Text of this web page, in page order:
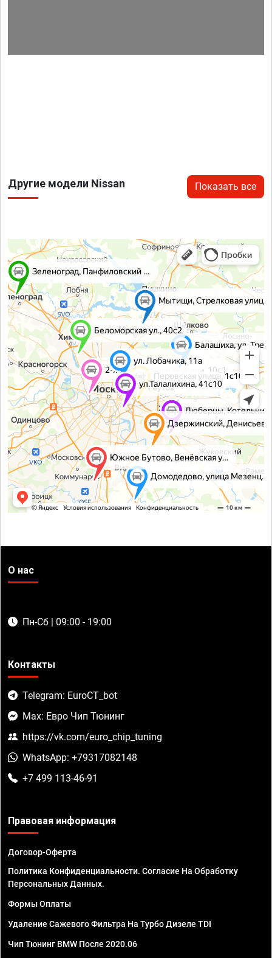
Другие модели Nissan Показать все
О нас
Пн-Сб | 09:00 - 19:00
Контакты
Telegram: EuroCT_bot
Max: Евро Чип Тюнинг
https://vk.com/euro_chip_tuning
WhatsApp: +79317082148
+7 499 113-46-91
Правовая информация
Договор-Оферта
Политика Конфиденциальности. Согласие На Обработку
Персональных Данных.
Формы Оплаты
Удаление Сажевого Фильтра На Турбо Дизеле TDI
Чип Тюнинг BMW После 2020.06